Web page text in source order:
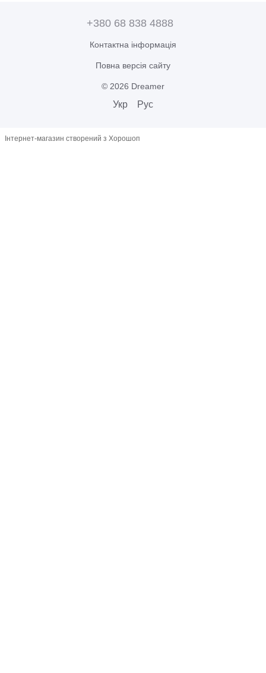
+380 68 838 4888
Контактна інформація
Повна версія сайту
© 2026 Dreamer
Укр Рус
Інтернет-магазин створений з Хорошоп